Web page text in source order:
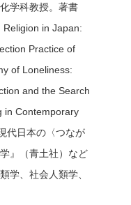
学科教授。著書
Religion in Japan:
Practice of
of Loneliness:
and the Search
in Contemporary
代日本の〈つなが
』（青土社）など
学、社会人類学、